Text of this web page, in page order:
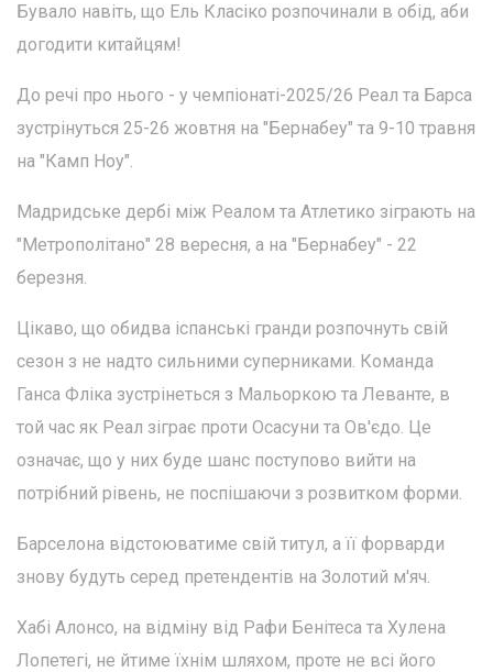
Бувало навіть, що Ель Класіко розпочинали в обід, аби
догодити китайцям!
До речі про нього - у чемпіонаті-2025/26 Реал та Барса
зустрінуться 25-26 жовтня на "Бернабеу" та 9-10 травня
на "Камп Ноу".
Мадридське дербі між Реалом та Атлетико зіграють на
"Метрополітано" 28 вересня, а на "Бернабеу" - 22
березня.
Цікаво, що обидва іспанські гранди розпочнуть свій
сезон з не надто сильними суперниками. Команда
Ганса Фліка зустрінеться з Мальоркою та Леванте, в
той час як Реал зіграє проти Осасуни та Ов'єдо. Це
означає, що у них буде шанс поступово вийти на
потрібний рівень, не поспішаючи з розвитком форми.
Барселона відстоюватиме свій титул, а її форварди
знову будуть серед претендентів на Золотий м'яч.
Хабі Алонсо, на відміну від Рафи Бенітеса та Хулена
Лопетегі, не йтиме їхнім шляхом, проте не всі його